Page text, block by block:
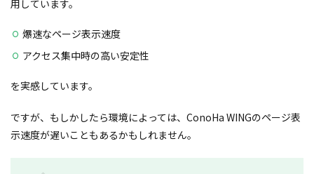
用しています。
爆速なページ表示速度
アクセス集中時の高い安定性
を実感しています。
ですが、もしかしたら環境によっては、ConoHa WINGのページ表
示速度が遅いこともあるかもしれません。